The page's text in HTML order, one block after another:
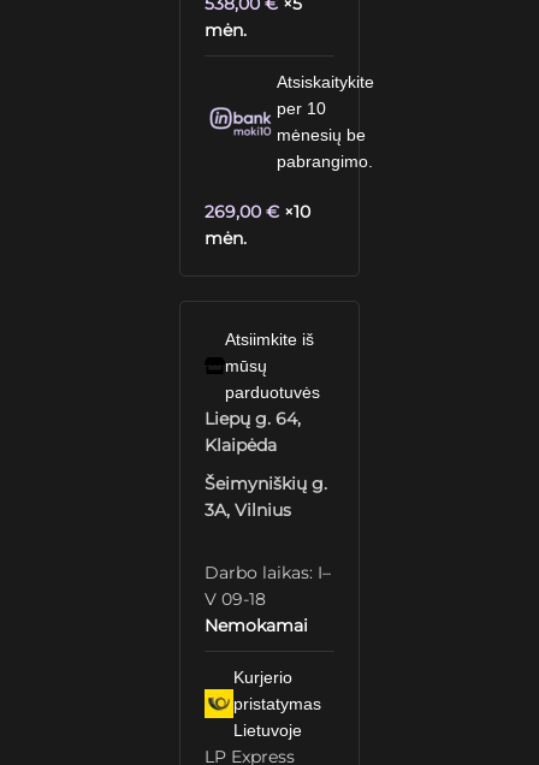
mėn.
Atsiskaitykite
per 10
mėnesių be
pabrangimo.
269,00€ ×10
mėn.
Atsiimkite iš
mūsų
parduotuvės
Liepų g. 64,
Klaipėda
Šeimyniškių g.
3A, Vilnius
Darbo laikas: I–
V 09-18
Nemokamai
Kurjerio
pristatymas
Lietuvoje
LP Express